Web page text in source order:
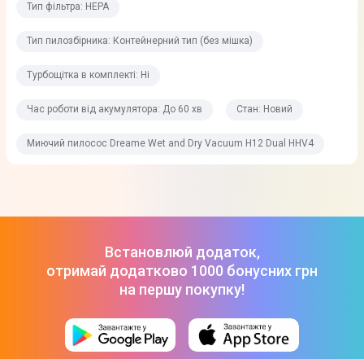
Тип фільтра: HEPA
Тип пилозбірника: Контейнерний тип (без мішка)
Турбощітка в комплекті: Ні
Час роботи від акумулятора: До 60 хв Стан: Новий
Миючий пилосос Dreame Wet and Dry Vacuum H12 Dual HHV4
Встановлюй додаток,
отримай додатково 1000 бонусних грн
на першу покупку!